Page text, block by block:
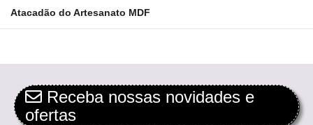
Atacadão do Artesanato MDF
Receba nossas novidades e
ofertas